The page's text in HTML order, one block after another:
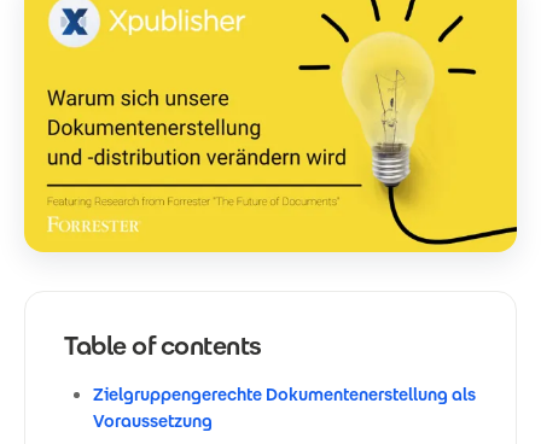
Table of contents
Zielgruppengerechte Dokumentenerstellung als
Voraussetzung